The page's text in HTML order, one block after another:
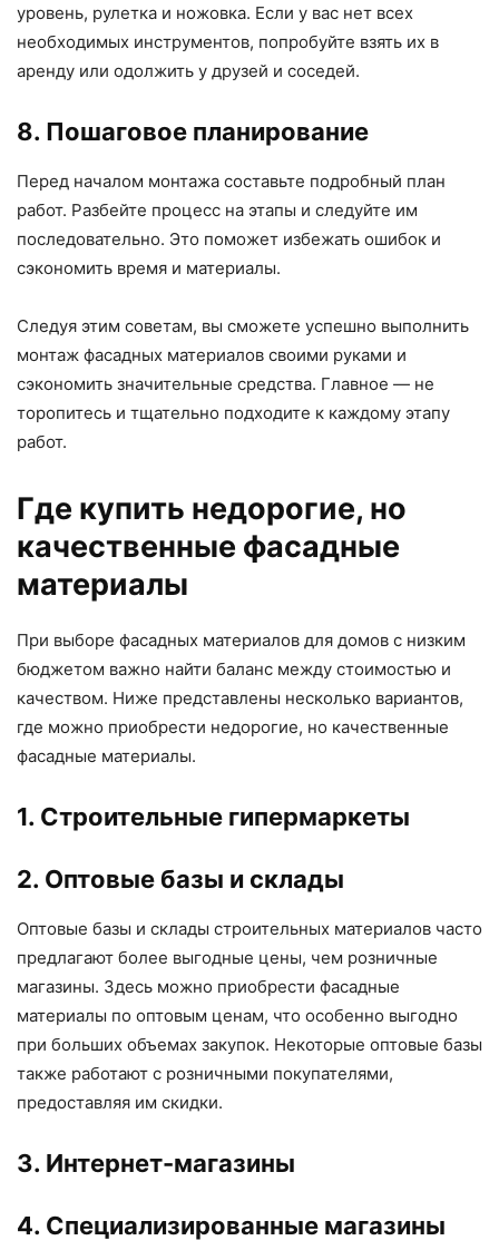
уровень, рулетка и ножовка. Если у вас нет всех
необходимых инструментов, попробуйте взять их в
аренду или одолжить у друзей и соседей.
8. Пошаговое планирование
Перед началом монтажа составьте подробный план
работ. Разбейте процесс на этапы и следуйте им
последовательно. Это поможет избежать ошибок и
сэкономить время и материалы.
Следуя этим советам, вы сможете успешно выполнить
монтаж фасадных материалов своими руками и
сэкономить значительные средства. Главное — не
торопитесь и тщательно подходите к каждому этапу
работ.
Где купить недорогие, но
качественные фасадные
материалы
При выборе фасадных материалов для домов с низким
бюджетом важно найти баланс между стоимостью и
качеством. Ниже представлены несколько вариантов,
где можно приобрести недорогие, но качественные
фасадные материалы.
1. Строительные гипермаркеты
2. Оптовые базы и склады
Оптовые базы и склады строительных материалов часто
предлагают более выгодные цены, чем розничные
магазины. Здесь можно приобрести фасадные
материалы по оптовым ценам, что особенно выгодно
при больших объемах закупок. Некоторые оптовые базы
также работают с розничными покупателями,
предоставляя им скидки.
3. Интернет-магазины
4. Специализированные магазины